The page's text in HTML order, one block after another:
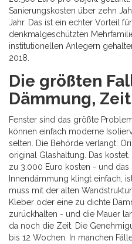
Sanierungskosten über zehn
Jahr. Das ist ein echter Vorteil
denkmalgeschützten
institutionellen Anlegern
2018.
Die größten
Dämmung, Zeit
Fenster sind das größte
können einfach moderne
selten. Die Behörde verlangt:
original Glashaltung. Das
zu 3.000 Euro kosten - und das
Innendämmung klingt einfach,
muss mit der alten
Kleber oder eine zu dichte
zurückhalten - und die Mauer
da noch die Zeit. Die
bis 12 Wochen. In manchen